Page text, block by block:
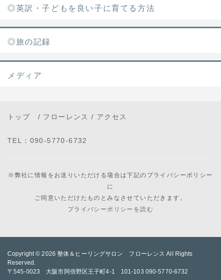
◎英訳・子どもを良い子に育てる方法
◎旅の記録
メディア
トップ / フローレンス / アクセス
TEL：090-5770-6732
※弊社に情報をお送りいただける場合は下記のプライバシーポリシー
に
ご同意いただけたものとみなさせていただきます。
プライバシーポリシーを読む
Copyright © 2026整体＆ヒーリングサロン フローレンス All Rights
Reserved.
〒545-0023 大阪市阿倍野区王子町4-1 101-103 090-5770-6732